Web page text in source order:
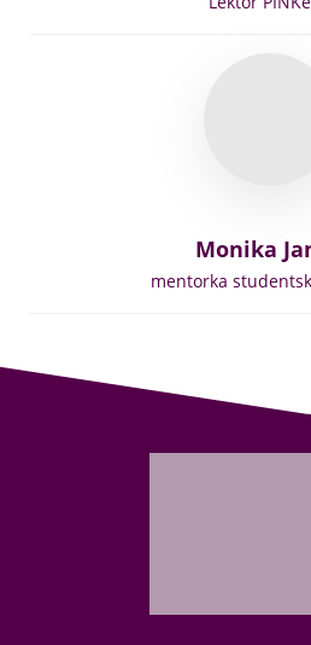
Monika
mentorka